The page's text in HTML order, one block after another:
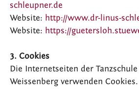
schleupner.de
Website: http://www.dr-linus-
Website: https://
3. Cookies
Die Internetseiten der Tanzschule
Weissenberg verwenden